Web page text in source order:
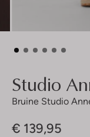
Studio
Bruine Studio
€ 139,95